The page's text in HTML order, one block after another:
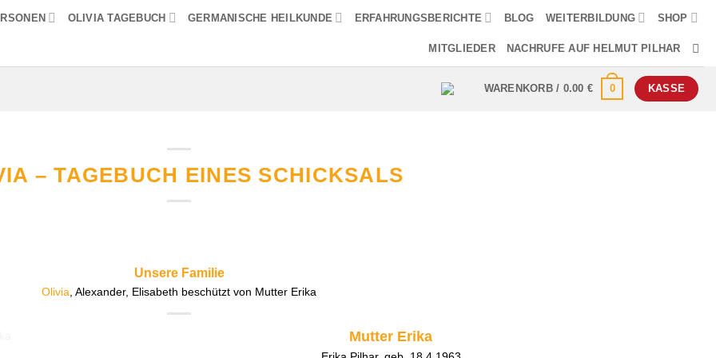
OLIVIA TAGEBUCH GERMANISCHE HEILKUNDE ERFAHRUNGSBERICHTE BLOG WEITERBILDUNG SHOP
MITGLIEDER NACHRUFE AUF HELMUT PILHAR
WARENKORB / 0.00 € 0 KASSE
– TAGEBUCH EINES SCHICKSALS
Unsere Familie
Olivia , Alexander, Elisabeth beschützt von Mutter Erika
Mutter Erika